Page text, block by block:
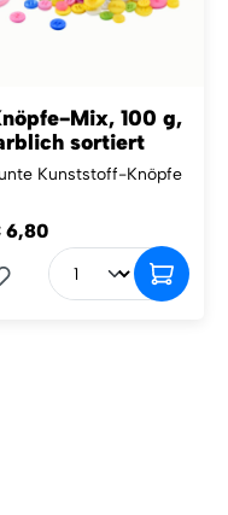
Mix, 100 g,
sortiert
Kunststoff-Knöpfe
6,80